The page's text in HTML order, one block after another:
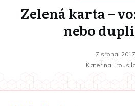
Zelená karta –
nebo
7 srpna, 2017
Kateřina